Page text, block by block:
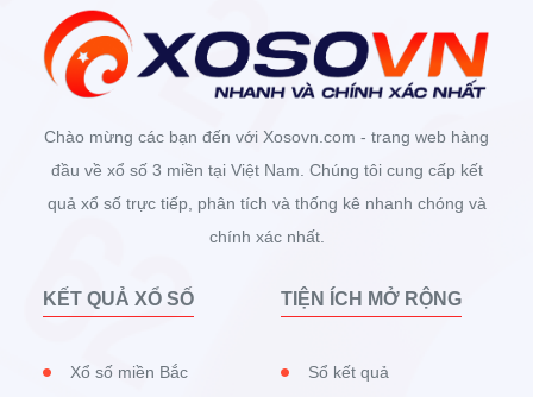
Chào mừng các bạn đến với Xosovn.com - trang web hàng
đầu về xổ số 3 miền tại Việt Nam. Chúng tôi cung cấp kết
quả xổ số trực tiếp, phân tích và thống kê nhanh chóng và
chính xác nhất.
KẾT QUẢ XỔ SỐ
Xổ số miền Bắc
TIỆN ÍCH MỞ RỘNG
Sổ kết quả